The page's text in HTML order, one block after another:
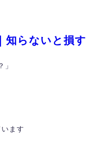
知らないと損す
」
ます